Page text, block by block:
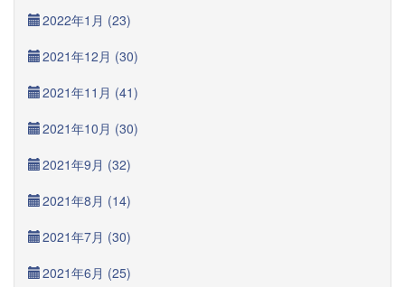
2022年1月 (23)
2021年12月 (30)
2021年11月 (41)
2021年10月 (30)
2021年9月 (32)
2021年8月 (14)
2021年7月 (30)
2021年6月 (25)